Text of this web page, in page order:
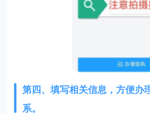
第四、填写相关信息，方便办
系。